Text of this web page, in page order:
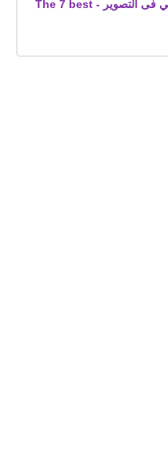
أفضل 7 أدوات الذكاء الاصتناعي فى التصوير - The 7 best